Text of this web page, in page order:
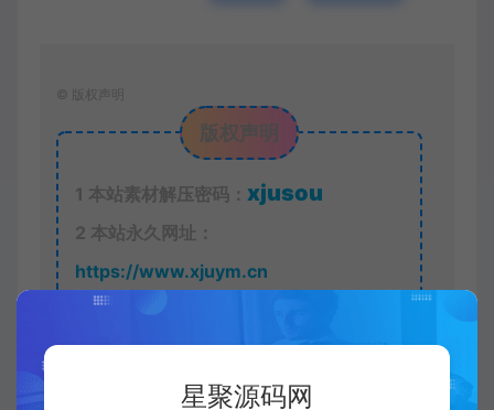
© 版权声明
版权声明
1 本站素材解压密码： xjusou
2 本站永久网址：
https://www.xjuym.cn
本站内发布的一切内容仅限用于学习和
研究，禁止用于商业或非法用途。如有侵
权，请联系站长QQ3896976069
星聚源码网